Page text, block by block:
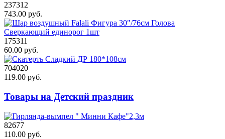
237312
743.00 руб.
175311
60.00 руб.
704020
119.00 руб.
Товары на Детский праздник
82677
110.00 руб.